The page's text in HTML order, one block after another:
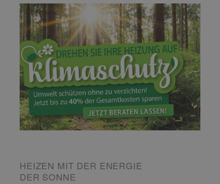
HEIZEN MIT DER ENERGIE
DER SONNE